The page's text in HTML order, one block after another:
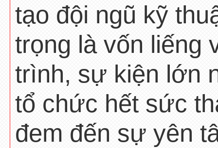
tạo đội ngũ kỹ
trọng là vốn liếng
trình, sự kiện lớn
tổ chức hết sức
đem đến sự yên